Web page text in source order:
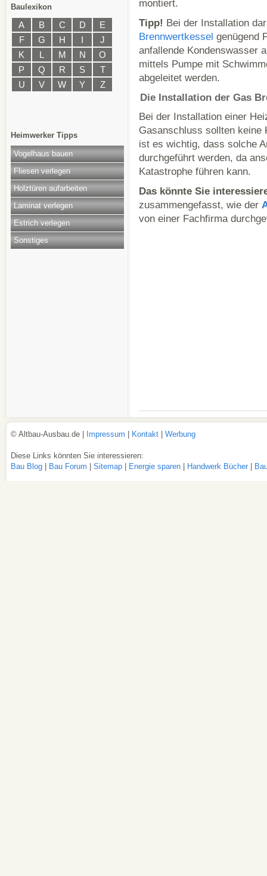
Baulexikon
A B C D
E
F
G H I
J
K
L M N
O
P
Q R S
T
U
V W Y Z
Heimwerker Tipps
Vogelhaus bauen
Fliesen verlegen
Holztüren aufarbeiten
Laminat verlegen
Estrich verlegen
Sonstiges
montiert.
Tipp! Bei der Installation
Brennwertkessel genügend
anfallende Kondenswasser
mittels Pumpe mit
abgeleitet werden.
Die Installation der Gas
Bei der Installation einer
Gasanschluss sollten keine
ist es wichtig, dass solche
durchgeführt werden, da
Katastrophe führen kann.
Das könnte Sie
zusammengefasst, wie der
von einer Fachfirma
© Altbau-Ausbau.de | Impressum Kontakt Werbung
Diese Links könnten Sie interessieren:
Bau Blog
Bau Forum Sitemap Energie sparen Handwerk Bücher